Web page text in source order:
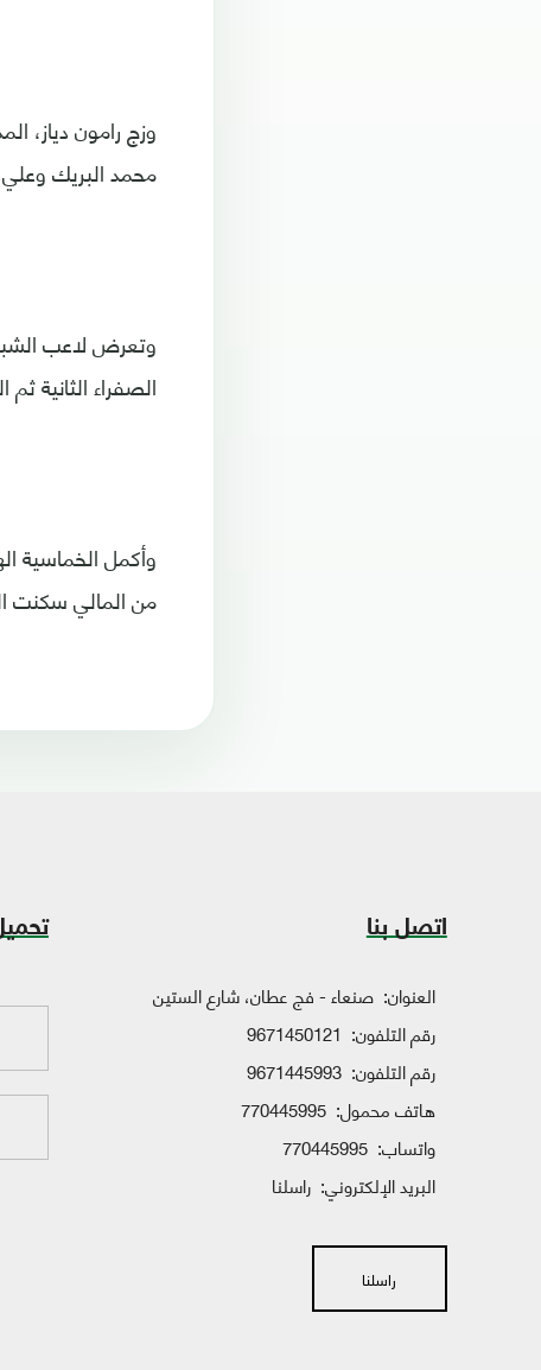
وزج رامون دياز،
محمد البريك وعلي
وتعرض لاعب
الصفراء الثانية ثم
من المالي سكنت
اتصل بنا
العنوان: صنعاء - فج عطان، شارع الستين
رقم التلفون: 9671450121
رقم التلفون: 9671445993
هاتف محمول: 770445995
واتساب: 770445995
البريد الإلكتروني: راسلنا
راسلنا